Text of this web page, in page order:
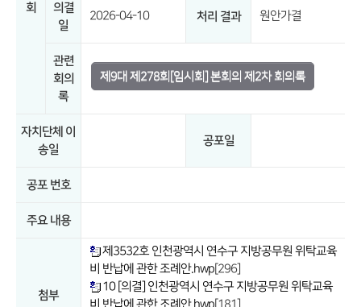
회
의결
일
2026-04-10 처리 결과 원안가결
관련
회의
록
제9대 제278회[임시회] 본회의 제2차 회의록
자치단체 이
송일
공포일
공포 번호
주요 내용
첨부
제3532호 인천광역시 연수구 지방공무원 위탁교육
비 반납에 관한 조례안.hwp[296]
10 [의결] 인천광역시 연수구 지방공무원 위탁교육
비 반납에 관한 조례안.hwp[181]